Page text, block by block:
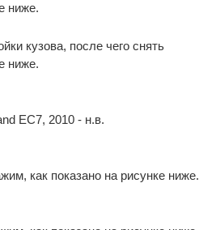
ниже.
кузова, после чего снять
ниже.
как показано на рисунке ниже.